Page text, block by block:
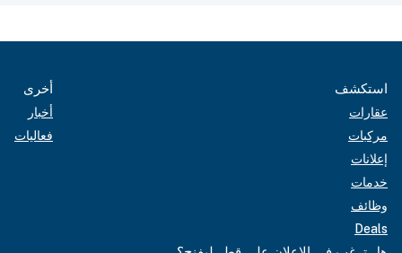
استكشف
عقارات
مركبات
إعلانات
خدمات
وظائف
Deals
أخرى
أخبار
فعاليات